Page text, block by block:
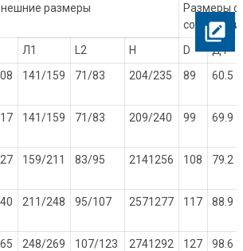
размеры
Размеры
Л1 L2 H D
Д1
141/159 71/83 204/235 89 60.5
141/159 71/83 209/240 99 69.9
159/211 83/95 2141256 108 79.2
211/248 95/107 2571277 117 88.9
248/269 107/123 2741292 127 98.6